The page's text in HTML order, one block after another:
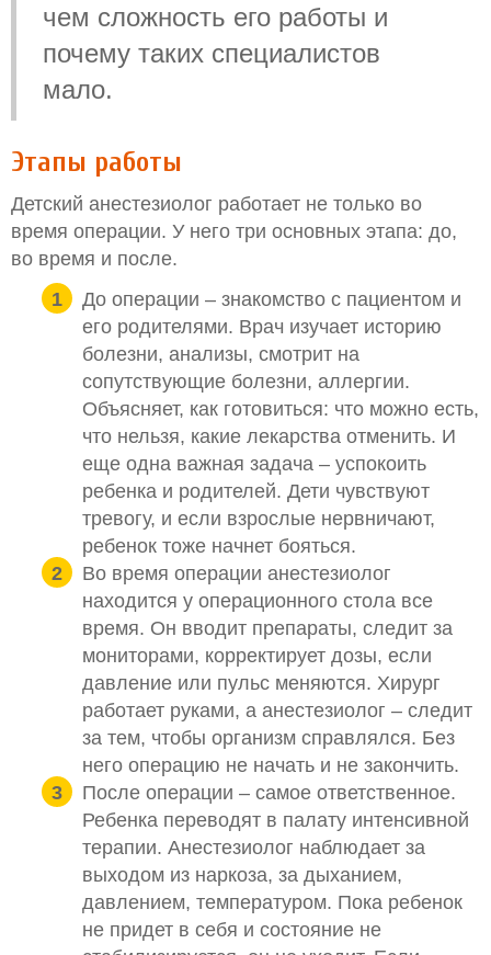
чем сложность его работы и
почему таких специалистов
мало.
Этапы работы
Детский анестезиолог работает не только во
время операции. У него три основных этапа: до,
во время и после.
До операции – знакомство с пациентом и
его родителями. Врач изучает историю
болезни, анализы, смотрит на
сопутствующие болезни, аллергии.
Объясняет, как готовиться: что можно есть,
что нельзя, какие лекарства отменить. И
еще одна важная задача – успокоить
ребенка и родителей. Дети чувствуют
тревогу, и если взрослые нервничают,
ребенок тоже начнет бояться.
Во время операции анестезиолог
находится у операционного стола все
время. Он вводит препараты, следит за
мониторами, корректирует дозы, если
давление или пульс меняются. Хирург
работает руками, а анестезиолог – следит
за тем, чтобы организм справлялся. Без
него операцию не начать и не закончить.
После операции – самое ответственное.
Ребенка переводят в палату интенсивной
терапии. Анестезиолог наблюдает за
выходом из наркоза, за дыханием,
давлением, температуром. Пока ребенок
не придет в себя и состояние не